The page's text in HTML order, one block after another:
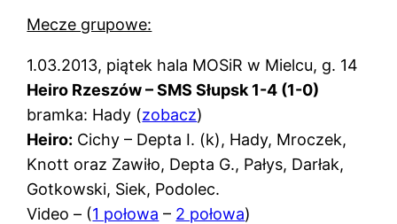
Mecze grupowe:
1.03.2013, piątek hala MOSiR w Mielcu, g. 14
Heiro Rzeszów – SMS Słupsk 1-4 (1-0)
bramka: Hady (zobacz)
Heiro: Cichy – Depta I. (k), Hady, Mroczek,
Knott oraz Zawiło, Depta G., Pałys, Darłak,
Gotkowski, Siek, Podolec.
Video – (1 połowa – 2 połowa)